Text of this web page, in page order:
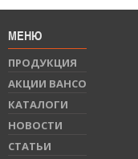
МЕНЮ
ПРОДУКЦИЯ
АКЦИИ BAHCO
КАТАЛОГИ
НОВОСТИ
СТАТЬИ